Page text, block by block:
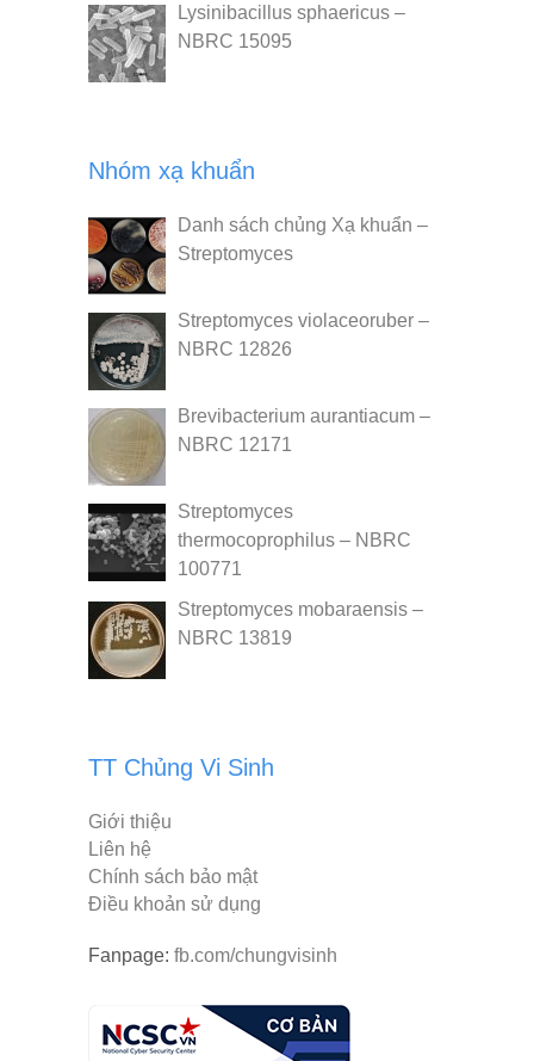
Lysinibacillus sphaericus –
NBRC 15095
Nhóm xạ khuẩn
Danh sách chủng Xạ khuẩn –
Streptomyces
Streptomyces violaceoruber –
NBRC 12826
Brevibacterium aurantiacum –
NBRC 12171
Streptomyces
thermocoprophilus – NBRC
100771
Streptomyces mobaraensis –
NBRC 13819
TT Chủng Vi Sinh
Giới thiệu
Liên hệ
Chính sách bảo mật
Điều khoản sử dụng
Fanpage: fb.com/chungvisinh